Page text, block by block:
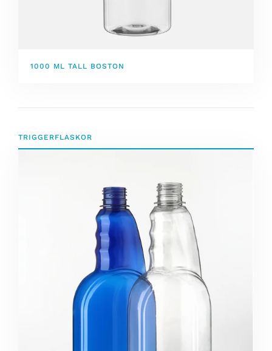
1000 ML TALL BOSTON
TRIGGERFLASKOR